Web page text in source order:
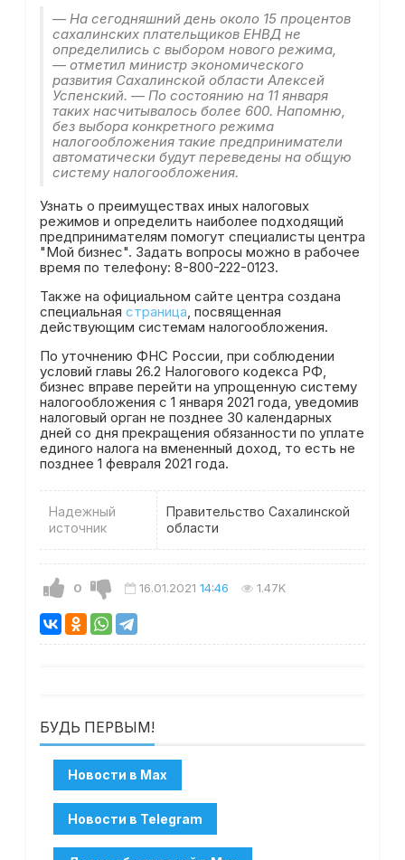
— На сегодняшний день около 15 процентов
сахалинских плательщиков ЕНВД не
определились с выбором нового режима,
— отметил министр экономического
развития Сахалинской области Алексей
Успенский. — По состоянию на 11 января
таких насчитывалось более 600. Напомню,
без выбора конкретного режима
налогообложения такие предприниматели
автоматически будут переведены на общую
систему налогообложения.
Узнать о преимуществах иных налоговых
режимов и определить наиболее подходящий
предпринимателям помогут специалисты центра
"Мой бизнес". Задать вопросы можно в рабочее
время по телефону: 8-800-222-0123.
Также на официальном сайте центра создана
специальная страница, посвященная
действующим системам налогообложения.
По уточнению ФНС России, при соблюдении
условий главы 26.2 Налогового кодекса РФ,
бизнес вправе перейти на упрощенную систему
налогообложения с 1 января 2021 года, уведомив
налоговый орган не позднее 30 календарных
дней со дня прекращения обязанности по уплате
единого налога на вмененный доход, то есть не
позднее 1 февраля 2021 года.
Надежный
источник
Правительство Сахалинской
области
0 16.01.2021 14:46 1.47K
БУДЬ ПЕРВЫМ!